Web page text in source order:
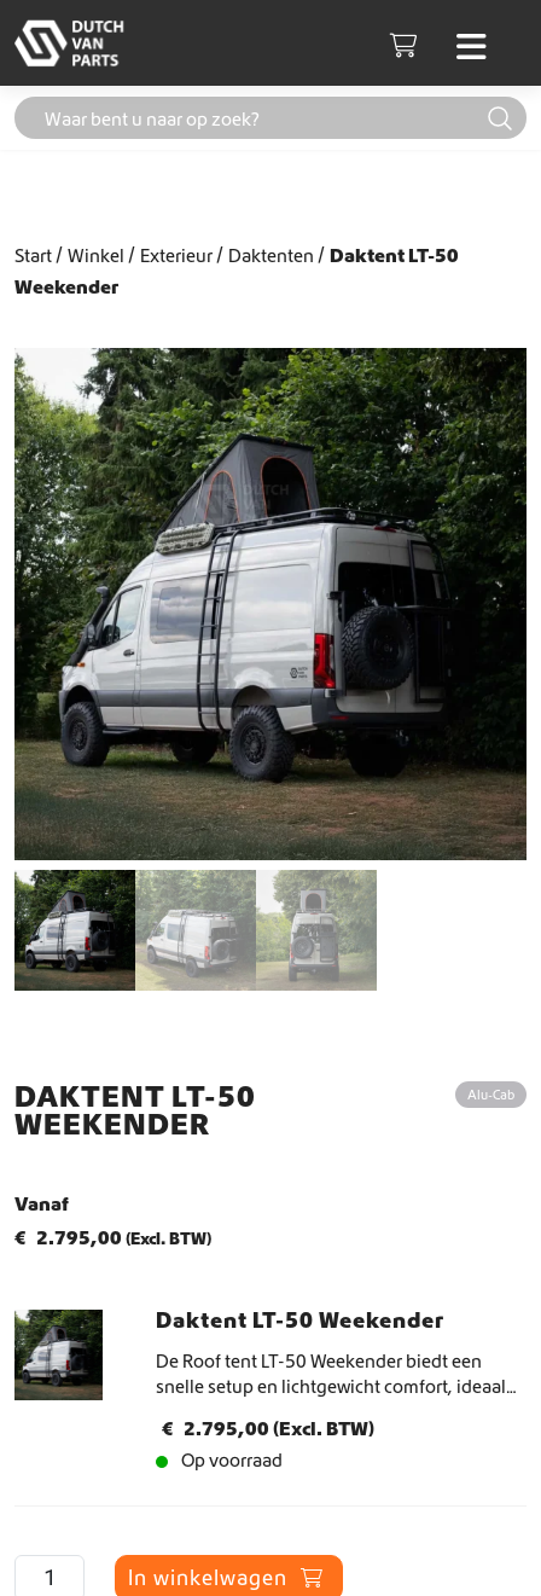
Cart
Start Winkel Exterieur Daktenten
Daktent LT-50
Weekender
DAKTENT LT-50
WEEKENDER
Alu-Cab
Vanaf
€ 2.795,00 (Excl. BTW)
Daktent LT-50 Weekender
De Roof tent LT-50 Weekender biedt een
snelle setup en lichtgewicht comfort, ideaal
trips.
€ 2.795,00 (Excl. BTW)
Op voorraad
D
In winkelwagen